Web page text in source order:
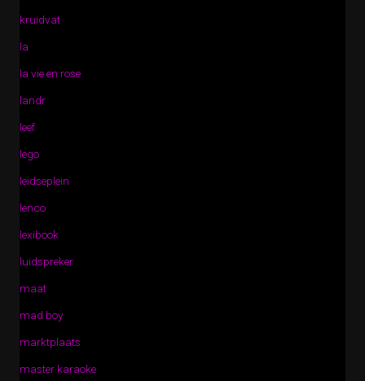
kruidvat
la
la vie en rose
landr
leef
lego
leidseplein
lenco
lexibook
luidspreker
maat
mad boy
marktplaats
master karaoke